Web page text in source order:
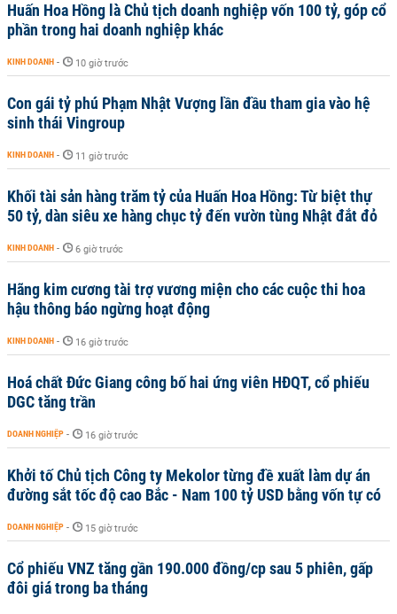
Huấn Hoa Hồng là Chủ tịch doanh nghiệp vốn 100 tỷ, góp cổ
phần trong hai doanh nghiệp khác
KINH DOANH - 10 giờ trước
Con gái tỷ phú Phạm Nhật Vượng lần đầu tham gia vào hệ
sinh thái Vingroup
KINH DOANH - 11 giờ trước
Khối tài sản hàng trăm tỷ của Huấn Hoa Hồng: Từ biệt thự
50 tỷ, dàn siêu xe hàng chục tỷ đến vườn tùng Nhật đắt đỏ
KINH DOANH - 6 giờ trước
Hãng kim cương tài trợ vương miện cho các cuộc thi hoa
hậu thông báo ngừng hoạt động
KINH DOANH - 16 giờ trước
Hoá chất Đức Giang công bố hai ứng viên HĐQT, cổ phiếu
DGC tăng trần
DOANH NGHIỆP - 16 giờ trước
Khởi tố Chủ tịch Công ty Mekolor từng đề xuất làm dự án
đường sắt tốc độ cao Bắc - Nam 100 tỷ USD bằng vốn tự có
DOANH NGHIỆP - 15 giờ trước
Cổ phiếu VNZ tăng gần 190.000 đồng/cp sau 5 phiên, gấp
đôi giá trong ba tháng